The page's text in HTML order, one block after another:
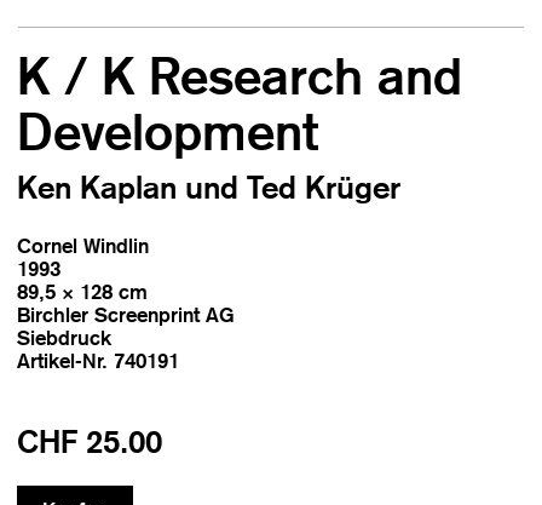
K / K Research and
Development
Ken Kaplan und Ted Krüger
Cornel Windlin
1993
89,5 × 128 cm
Birchler Screenprint AG
Siebdruck
Artikel-Nr. 740191
CHF 25.00